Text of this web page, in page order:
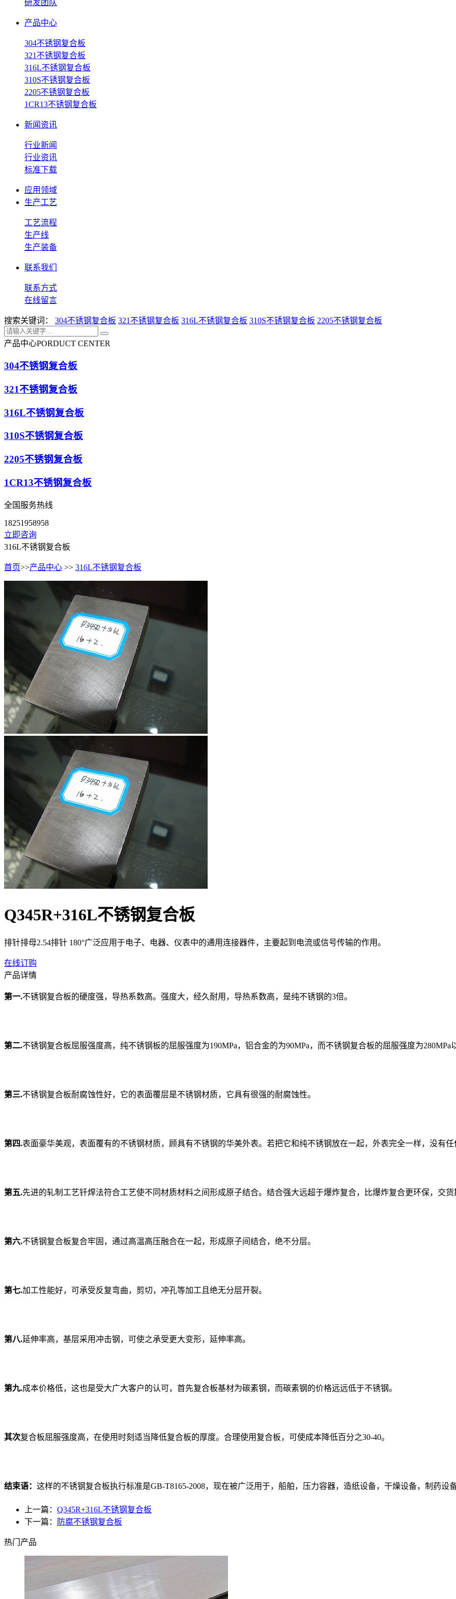
研发团队
产品中心
304不锈钢复合板
321不锈钢复合板
316L不锈钢复合板
310S不锈钢复合板
2205不锈钢复合板
1CR13不锈钢复合板
新闻资讯
行业新闻
行业资讯
标准下载
应用领域
生产工艺
工艺流程
生产线
生产装备
联系我们
联系方式
在线留言
搜索关键词： 304不锈钢复合板 321不锈钢复合板 316L不锈钢复合板 310S不锈钢复合板 2205不锈钢复合板
产品中心PORDUCT CENTER
304不锈钢复合板
321不锈钢复合板
316L不锈钢复合板
310S不锈钢复合板
2205不锈钢复合板
1CR13不锈钢复合板
全国服务热线
18251958958
立即咨询
316L不锈钢复合板
首页>>产品中心 >> 316L不锈钢复合板
Q345R+316L不锈钢复合板
排针排母2.54排针 180°广泛应用于电子、电器、仪表中的通用连接器件，主要起到电流或信号传输的作用。
在线订购
产品详情
第一.不锈钢复合板的硬度强，导热系数高。强度大，经久耐用，导热系数高，是纯不锈钢的3倍。
第二.不锈钢复合板屈服强度高，纯不锈钢板的屈服强度为190MPa，铝合金的为90MPa，而不锈钢复合板的屈服强度为280MPa
第三.不锈钢复合板耐腐蚀性好，它的表面覆层是不锈钢材质，它具有很强的耐腐蚀性。
第四.表面豪华美观，表面覆有的不锈钢材质，顾具有不锈钢的华美外表。若把它和纯不锈钢放在一起，外表完全一样，没有任
第五.先进的轧制工艺钎焊法符合工艺使不同材质材料之间形成原子结合。结合强大远超于爆炸复合，比爆炸复合更环保，交
第六.不锈钢复合板复合牢固，通过高温高压融合在一起，形成原子间结合，绝不分层。
第七.加工性能好，可承受反复弯曲，剪切，冲孔等加工且绝无分层开裂。
第八.延伸率高，基层采用冲击钢，可使之承受更大变形，延伸率高。
第九.成本价格低，这也是受大广大客户的认可，首先复合板基材为碳素钢，而碳素钢的价格远远低于不锈钢。
其次复合板屈服强度高，在使用时刻适当降低复合板的厚度。合理使用复合板，可使成本降低百分之30-40。
结束语： 这样的不锈钢复合板执行标准是GB-T8165-2008，现在被广泛用于，船舶，压力容器，造纸设备，干燥设备，制药设
上一篇： Q345R+316L不锈钢复合板
下一篇：
防腐不锈钢复合板
热门产品